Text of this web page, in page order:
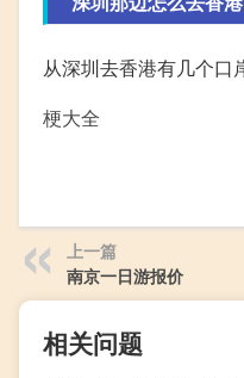
从深圳去香港有几个口
梗大全
上一篇
南京一日游报价
相关问题